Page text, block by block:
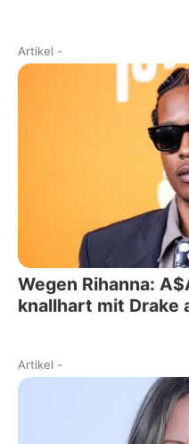
Artikel -
Wegen Rihanna:
knallhart mit Drake
Artikel -